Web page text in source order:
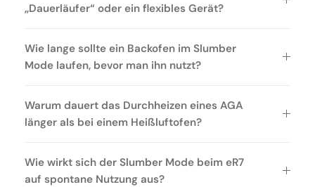
„Dauerläufer“ oder ein flexibles Gerät?
Wie lange sollte ein Backofen im Slumber
Mode laufen, bevor man ihn nutzt?
Warum dauert das Durchheizen eines AGA
länger als bei einem Heißluftofen?
Wie wirkt sich der Slumber Mode beim eR7
auf spontane Nutzung aus?